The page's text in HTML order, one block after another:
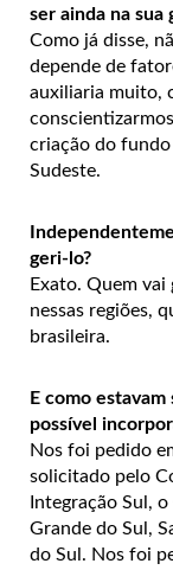
ser ainda na sua
Como já disse,
depende de
auxiliaria muito,
criação do
Sudeste.
geri-lo?
Exato. Quem vai
nessas regiões,
brasileira.
E como
possível
Nos foi pedido
solicitado pelo
Integração Sul,
Grande do Sul,
do Sul. Nos foi